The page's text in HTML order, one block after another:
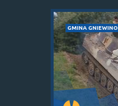
GMINA GNIEWINO